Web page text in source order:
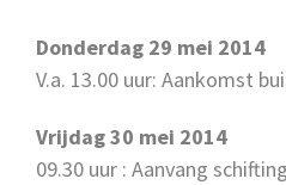
Donderdag 29 mei 2014
V.a. 13.00 uur: Aankomst
Vrijdag 30 mei 2014
09.30 uur : Aanvang